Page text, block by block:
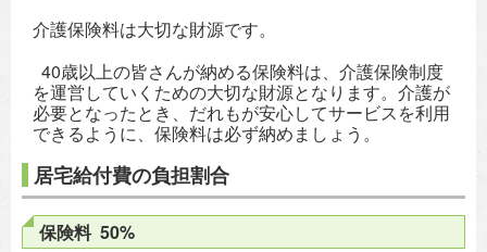
介護保険料は大切な財源です。
40歳以上の皆さんが納める保険料は、介護保険制度
を運営していくための大切な財源となります。介護が
必要となったとき、だれもが安心してサービスを利用
できるように、保険料は必ず納めましょう。
居宅給付費の負担割合
保険料 50%